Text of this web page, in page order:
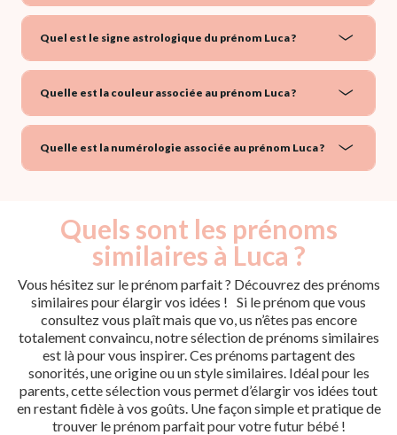
Quel est le signe astrologique du prénom Luca ?
Quelle est la couleur associée au prénom Luca ?
Quelle est la numérologie associée au prénom Luca ?
Quels sont les prénoms
similaires à Luca ?
Vous hésitez sur le prénom parfait ? Découvrez des prénoms
similaires pour élargir vos idées ! Si le prénom que vous
consultez vous plaît mais que vo, us n’êtes pas encore
totalement convaincu, notre sélection de prénoms similaires
est là pour vous inspirer. Ces prénoms partagent des
sonorités, une origine ou un style similaires. Idéal pour les
parents, cette sélection vous permet d’élargir vos idées tout
en restant fidèle à vos goûts. Une façon simple et pratique de
trouver le prénom parfait pour votre futur bébé !